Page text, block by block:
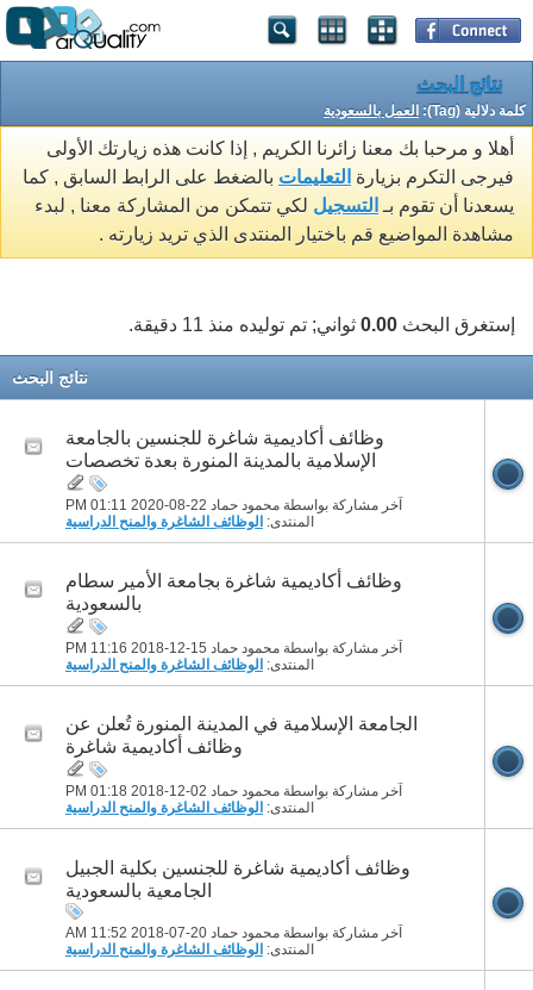
نتائج البحث
كلمة دلالية (Tag): العمل بالسعودية
أهلا و مرحبا بك معنا زائرنا الكريم , إذا كانت هذه زيارتك الأولى
فيرجى التكرم بزيارة التعليمات بالضغط على الرابط السابق , كما
يسعدنا أن تقوم بـ التسجيل لكي تتمكن من المشاركة معنا , لبدء
مشاهدة المواضيع قم باختيار المنتدى الذي تريد زيارته .
إستغرق البحث 0.00 ثواني; تم توليده منذ 11 دقيقة.
نتائج البحث
وظائف أكاديمية شاغرة للجنسين بالجامعة
الإسلامية بالمدينة المنورة بعدة تخصصات
آخر مشاركة بواسطة محمود حماد 22-08-2020
01:11 PM
المنتدى: الوظائف الشاغرة والمنح الدراسية
وظائف أكاديمية شاغرة بجامعة الأمير سطام
بالسعودية
آخر مشاركة بواسطة محمود حماد 15-12-2018
11:16 PM
المنتدى: الوظائف الشاغرة والمنح الدراسية
الجامعة الإسلامية في المدينة المنورة تُعلن عن
وظائف أكاديمية شاغرة
آخر مشاركة بواسطة محمود حماد 02-12-2018
01:18 PM
المنتدى: الوظائف الشاغرة والمنح الدراسية
وظائف أكاديمية شاغرة للجنسين بكلية الجبيل
الجامعية بالسعودية
آخر مشاركة بواسطة محمود حماد 20-07-2018
11:52 AM
المنتدى: الوظائف الشاغرة والمنح الدراسية